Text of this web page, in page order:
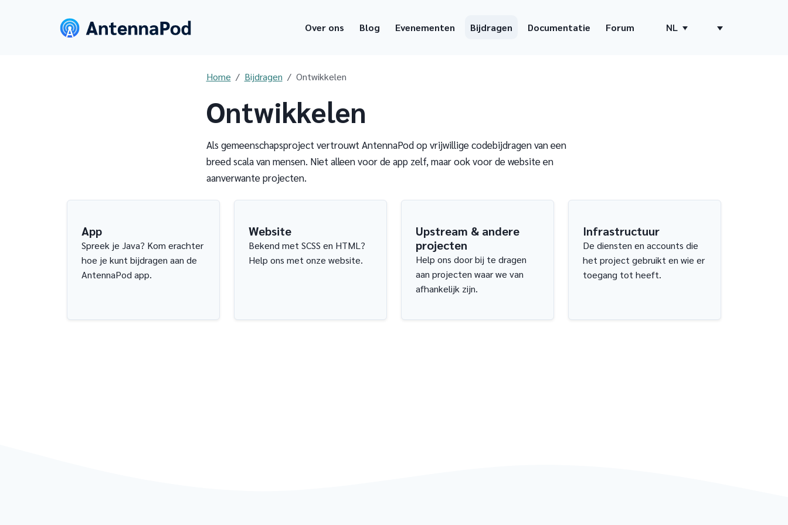
Over ons Blog Evenementen Bijdragen Documentatie Forum NL
Home Bijdragen Ontwikkelen
Ontwikkelen
Als gemeenschapsproject vertrouwt AntennaPod op vrijwillige codebijdragen van een
breed scala van mensen. Niet alleen voor de app zelf, maar ook voor de website en
aanverwante projecten.
App
Spreek je Java? Kom erachter
hoe je kunt bijdragen aan de
AntennaPod app.
Website
Bekend met SCSS en HTML?
Help ons met onze website.
Upstream & andere
projecten
Help ons door bij te dragen
aan projecten waar we van
afhankelijk zijn.
Infrastructuur
De diensten en accounts die
het project gebruikt en wie er
toegang tot heeft.